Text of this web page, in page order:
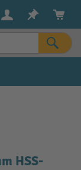
HSS-